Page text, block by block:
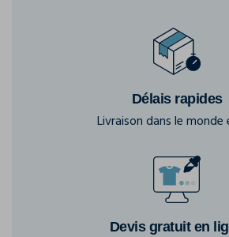
Délais rapides
Livraison dans le monde
Devis gratuit en